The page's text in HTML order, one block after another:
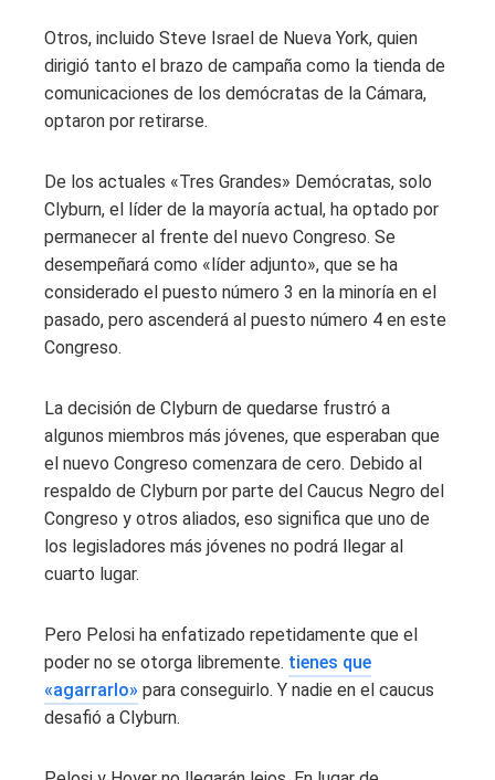
Otros, incluido Steve Israel de Nueva York, quien
dirigió tanto el brazo de campaña como la tienda de
comunicaciones de los demócratas de la Cámara,
optaron por retirarse.
De los actuales «Tres Grandes» Demócratas, solo
Clyburn, el líder de la mayoría actual, ha optado por
permanecer al frente del nuevo Congreso. Se
desempeñará como «líder adjunto», que se ha
considerado el puesto número 3 en la minoría en el
pasado, pero ascenderá al puesto número 4 en este
Congreso.
La decisión de Clyburn de quedarse frustró a
algunos miembros más jóvenes, que esperaban que
el nuevo Congreso comenzara de cero. Debido al
respaldo de Clyburn por parte del Caucus Negro del
Congreso y otros aliados, eso significa que uno de
los legisladores más jóvenes no podrá llegar al
cuarto lugar.
Pero Pelosi ha enfatizado repetidamente que el
poder no se otorga libremente. tienes que
«agarrarlo» para conseguirlo. Y nadie en el caucus
desafió a Clyburn.